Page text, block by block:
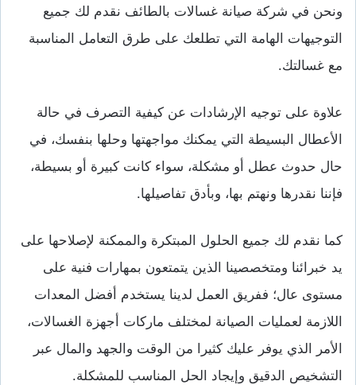
ونحن في شركة صيانة غسالات بالطائف نقدم لك جميع
التوجيهات الهامة التي تطلعك على طرق التعامل المناسبة
مع غسالتك.
علاوة على توجيه الإرشادات عن كيفية التصرف في حالة
الأعطال البسيطة التي يمكنك مواجهتها وحلها بنفسك، في
حال حدوث عطل أو مشكلة، سواء كانت كبيرة أو بسيطة،
فإننا نقدرها ونهتم بها، وبأدق تفاصيلها.
كما نقدم لك جميع الحلول المبتكرة والممكنة لإصلاحها على
يد خبرائنا ومتخصصينا الذين يتمتعون بمهارات فنية على
مستوى عال؛ ففريق العمل لدينا يستخدم أفضل المعدات
اللازمة لعمليات الصيانة لمختلف ماركات أجهزة الغسالات،
الأمر الذي يوفر عليك كثيرا من الوقت والجهد والمال عبر
التشخيص الدقيق وإيجاد الحل المناسب للمشكلة.